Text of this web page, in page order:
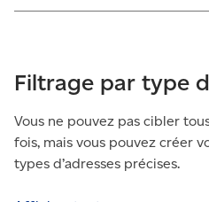
Filtrage par type
Vous ne pouvez pas cibler
fois, mais vous pouvez créer
types d’adresses précises.